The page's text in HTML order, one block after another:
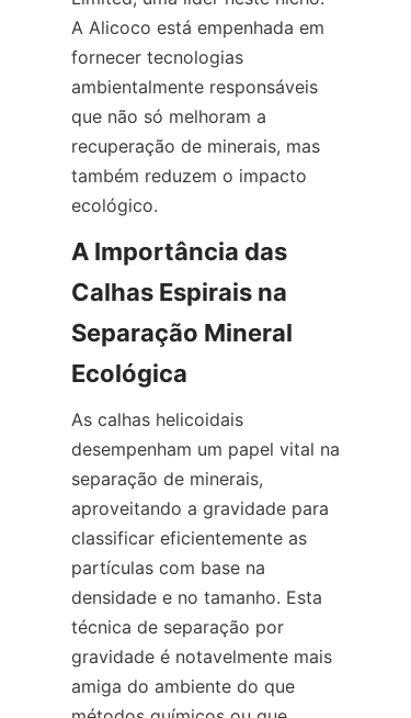
A Alicoco está empenhada em
fornecer tecnologias
ambientalmente responsáveis
que não só melhoram a
recuperação de minerais, mas
também reduzem o impacto
ecológico.
A Importância das
Calhas Espirais na
Separação Mineral
As calhas helicoidais
desempenham um papel vital na
separação de minerais,
aproveitando a gravidade para
classificar eficientemente as
partículas com base na
densidade e no tamanho. Esta
técnica de separação por
gravidade é notavelmente mais
amiga do ambiente do que